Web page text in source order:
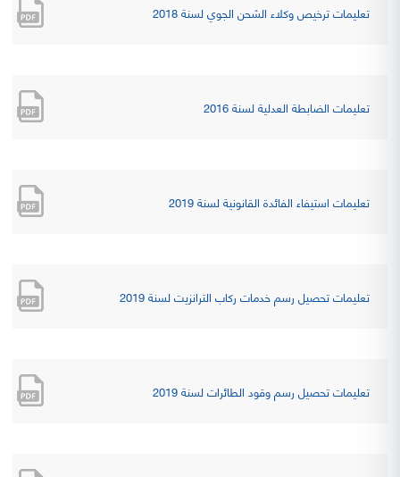
تعليمات ترخيص وكلاء الشحن الجوي لسنة 2018
تعليمات الضابطة العدلية لسنة 2016
تعليمات استيفاء الفائدة القانونية لسنة 2019
تعليمات تحصيل رسم خدمات ركاب الترانزيت لسنة 2019
تعليمات تحصيل رسم وقود الطائرات لسنة 2019